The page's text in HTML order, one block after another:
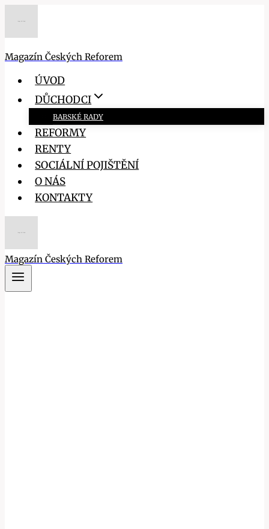
Magazín Českých Reforem
ÚVOD
DŮCHODCI
BABSKÉ RADY
REFORMY
RENTY
SOCIÁLNÍ POJIŠTĚNÍ
O NÁS
KONTAKTY
Magazín Českých Reforem